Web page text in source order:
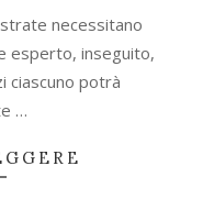
necessitano
esperto, inseguito,
ciascuno potrà
…